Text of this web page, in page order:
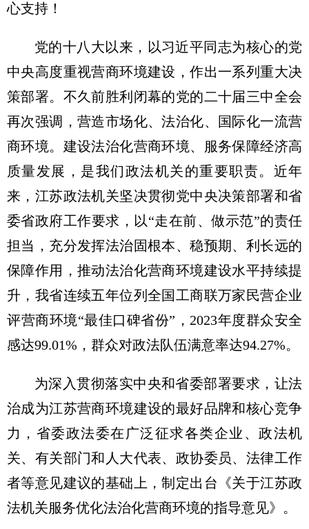
心支持！
党的十八大以来，以习近平同志为核心的党
中央高度重视营商环境建设，作出一系列重大决
策部署。不久前胜利闭幕的党的二十届三中全会
再次强调，营造市场化、法治化、国际化一流营
商环境。建设法治化营商环境、服务保障经济高
质量发展，是我们政法机关的重要职责。近年
来，江苏政法机关坚决贯彻党中央决策部署和省
委省政府工作要求，以“走在前、做示范”的责任
担当，充分发挥法治固根本、稳预期、利长远的
保障作用，推动法治化营商环境建设水平持续提
升，我省连续五年位列全国工商联万家民营企业
评营商环境“最佳口碑省份”，2023年度群众安全
感达99.01%，群众对政法队伍满意率达94.27%。
为深入贯彻落实中央和省委部署要求，让法
治成为江苏营商环境建设的最好品牌和核心竞争
力，省委政法委在广泛征求各类企业、政法机
关、有关部门和人大代表、政协委员、法律工作
者等意见建议的基础上，制定出台《关于江苏政
法机关服务优化法治化营商环境的指导意见》。